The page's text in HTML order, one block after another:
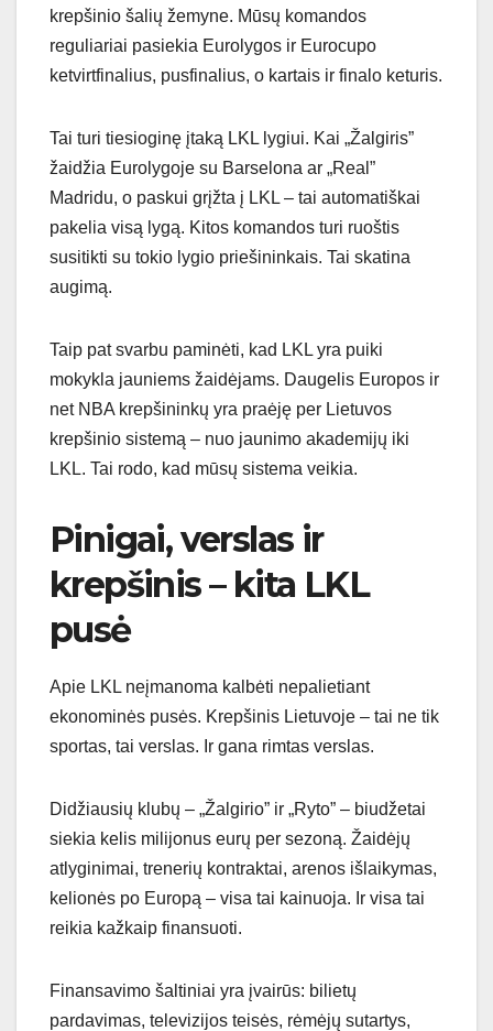
krepšinio šalių žemyne. Mūsų komandos
reguliariai pasiekia Eurolygos ir Eurocupo
ketvirtfinalius, pusfinalius, o kartais ir finalo keturis.
Tai turi tiesioginę įtaką LKL lygiui. Kai „Žalgiris”
žaidžia Eurolygoje su Barselona ar „Real”
Madridu, o paskui grįžta į LKL – tai automatiškai
pakelia visą lygą. Kitos komandos turi ruoštis
susitikti su tokio lygio priešininkais. Tai skatina
augimą.
Taip pat svarbu paminėti, kad LKL yra puiki
mokykla jauniems žaidėjams. Daugelis Europos ir
net NBA krepšininkų yra praėję per Lietuvos
krepšinio sistemą – nuo jaunimo akademijų iki
LKL. Tai rodo, kad mūsų sistema veikia.
Pinigai, verslas ir
krepšinis – kita LKL
pusė
Apie LKL neįmanoma kalbėti nepalietiant
ekonominės pusės. Krepšinis Lietuvoje – tai ne tik
sportas, tai verslas. Ir gana rimtas verslas.
Didžiausių klubų – „Žalgirio” ir „Ryto” – biudžetai
siekia kelis milijonus eurų per sezoną. Žaidėjų
atlyginimai, trenerių kontraktai, arenos išlaikymas,
kelionės po Europą – visa tai kainuoja. Ir visa tai
reikia kažkaip finansuoti.
Finansavimo šaltiniai yra įvairūs: bilietų
pardavimas, televizijos teisės, rėmėjų sutartys,